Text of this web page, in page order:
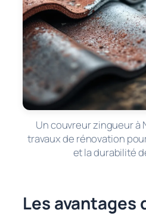
Un couvreur zingueur à
travaux de rénovation
et la durabilité
Les avantages